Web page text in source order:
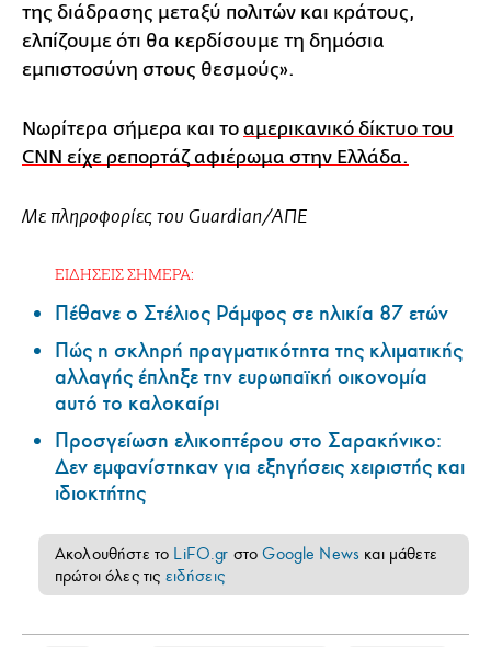
της διάδρασης μεταξύ πολιτών και κράτους,
ελπίζουμε ότι θα κερδίσουμε τη δημόσια
εμπιστοσύνη στους θεσμούς».
Νωρίτερα σήμερα και το αμερικανικό δίκτυο του
CNN είχε ρεπορτάζ αφιέρωμα στην Ελλάδα.
Με πληροφορίες του Guardian/ΑΠΕ
ΕΙΔΗΣΕΙΣ ΣΗΜΕΡΑ:
Πέθανε ο Στέλιος Ράμφος σε ηλικία 87 ετών
Πώς η σκληρή πραγματικότητα της κλιματικής
αλλαγής έπληξε την ευρωπαϊκή οικονομία
αυτό το καλοκαίρι
Προσγείωση ελικοπτέρου στο Σαρακήνικο:
Δεν εμφανίστηκαν για εξηγήσεις χειριστής και
ιδιοκτήτης
Ακολουθήστε το LiFO.gr στοGoogle News και μάθετε
πρώτοι όλες τις ειδήσεις